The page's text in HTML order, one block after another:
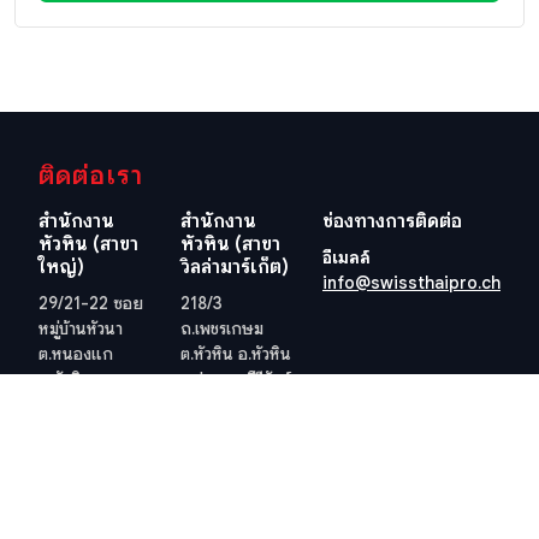
ติดต่อเรา
สำนักงาน
หัวหิน (สาขา
ใหญ่)
29/21-22 ซอย
หมู่บ้านหัวนา
ต.หนองแก
อ.หัวหิน
สำนักงาน
หัวหิน (สาขา
วิลล่ามาร์เก็ต)
218/3
ถ.เพชรเกษม
ต.หัวหิน อ.หัวหิน
จ.ประจวบคีรีขันธ์
ช่องทางการติดต่อ
อีเมลล์
info@swissthaipro.ch